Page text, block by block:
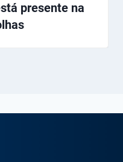
presente na